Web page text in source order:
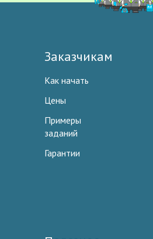
Заказчикам
Как начать
Цены
Примеры
заданий
Гарантии